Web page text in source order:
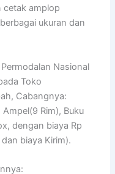
cetak amplop
ukuran dan
Nasional
Toko
Cabangnya:
Rim), Buku
dengan biaya Rp
biaya Kirim).